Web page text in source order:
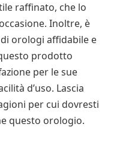
raffinato, che lo
Inoltre, è
orologi affidabile e
prodotto
per le sue
d’uso. Lascia
per cui dovresti
questo orologio.